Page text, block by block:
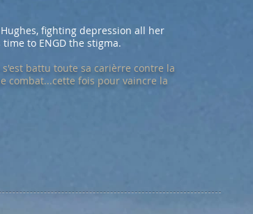
fighting depression all her
time to ENGD the stigma.
battu toute sa carièrre contre la
combat...cette fois pour vaincre la